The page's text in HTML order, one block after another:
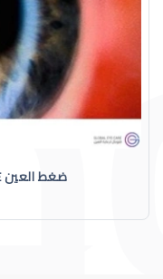
ضغط العين INTRAOCULAR PRESSURE